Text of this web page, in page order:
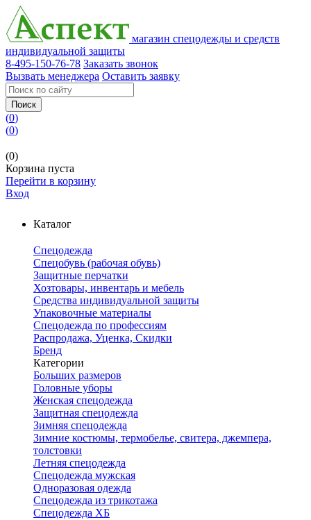
магазин спецодежды и средств
индивидуальной защиты
8-495-150-76-78 Заказать звонок
Вызвать менеджера Оставить заявку
Поиск
(0)
(0)
(0)
Корзина пуста
Перейти в корзину
Вход
Каталог
Спецодежда
Спецобувь (рабочая обувь)
Защитные перчатки
Хозтовары, инвентарь и мебель
Средства индивидуальной защиты
Упаковочные материалы
Спецодежда по профессиям
Распродажа, Уценка, Скидки
Бренд
Категории
Больших размеров
Головные уборы
Женская спецодежда
Защитная спецодежда
Зимняя спецодежда
Зимние костюмы, термобелье, свитера, джемпера,
толстовки
Летняя спецодежда
Спецодежда мужская
Одноразовая одежда
Спецодежда из трикотажа
Спецодежда ХБ